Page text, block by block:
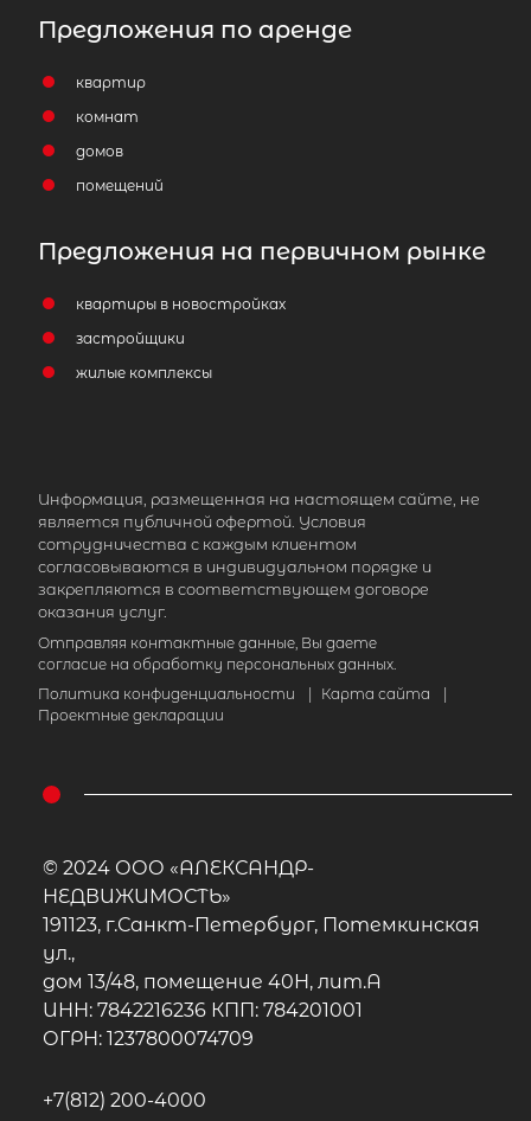
Предложения по аренде
квартир
комнат
домов
помещений
Предложения на первичном рынке
квартиры в новостройках
застройщики
жилые комплексы
Информация, размещенная на настоящем сайте, не
является публичной офертой. Условия
сотрудничества с каждым клиентом
согласовываются в индивидуальном порядке и
закрепляются в соответствующем договоре
оказания услуг.
Отправляя контактные данные, Вы даете
согласие на обработку персональных данных.
Политика конфиденциальности
Карта сайта
Проектные декларации
© 2024 ООО «АЛЕКСАНДР-
НЕДВИЖИМОСТЬ»
191123, г.Санкт-Петербург, Потемкинская
ул.,
дом 13/48, помещение 40Н, лит.А
ИНН: 7842216236 КПП: 784201001
ОГРН: 1237800074709
+7(812) 200-4000